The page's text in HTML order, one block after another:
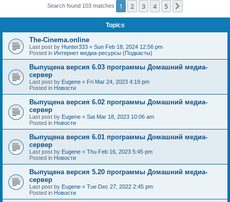
Search found 103 matches 1 2 3 4 5
Topics
The-Cinema.online
Last post by Hunter333 « Sun Feb 18, 2024 12:56 pm
Posted in Интернет медиа-ресурсы (Подкасты)
Выпущена версия 6.03 программы Домашний медиа-
сервер
Last post by Eugene « Fri Mar 24, 2023 4:19 pm
Posted in Новости
Выпущена версия 6.02 программы Домашний медиа-
сервер
Last post by Eugene « Sat Mar 18, 2023 10:06 am
Posted in Новости
Выпущена версия 6.01 программы Домашний медиа-
сервер
Last post by Eugene « Thu Feb 16, 2023 5:45 pm
Posted in Новости
Выпущена версия 5.20 программы Домашний медиа-
сервер
Last post by Eugene « Tue Dec 27, 2022 2:45 pm
Posted in Новости